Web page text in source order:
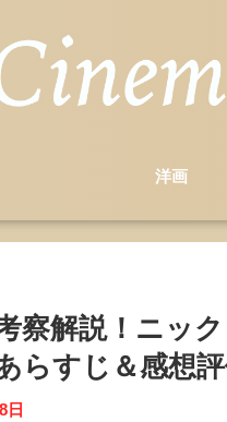
洋画
察解説！ニッ
らすじ＆感想評
日